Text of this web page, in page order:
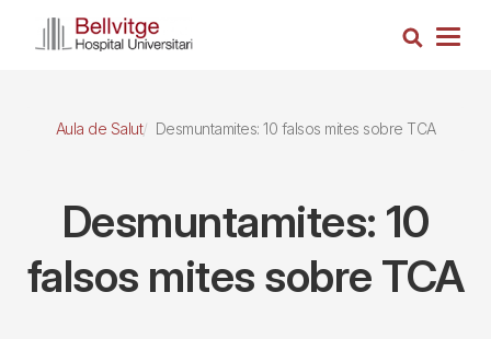
Cerca
Aula de Salut Desmuntamites: 10 falsos mites sobre TCA
Desmuntamites: 10
falsos mites sobre TCA